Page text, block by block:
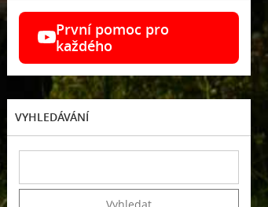
První pomoc pro
každého
VYHLEDÁVÁNÍ